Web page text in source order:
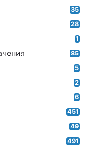
35
28
1
85
5
2
6
451
49
491